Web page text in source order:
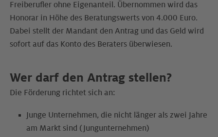
Freiberufler ohne Eigenanteil. Übernommen wird das
Honorar in Höhe des Beratungswerts von 4.000 Euro.
Dabei stellt der Mandant den Antrag und das Geld wird
sofort auf das Konto des Beraters überwiesen.
Wer darf den Antrag stellen?
Die Förderung richtet sich an:
Junge Unternehmen, die nicht länger als zwei Jahre
am Markt sind (Jungunternehmen)